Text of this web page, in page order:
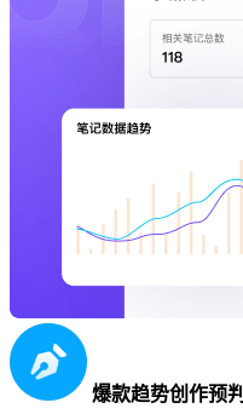
爆款趋势创作预判